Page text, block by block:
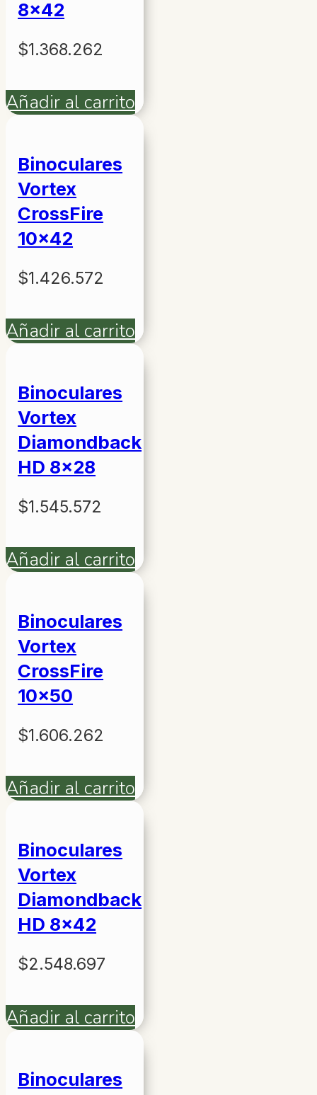
8×42
$1.368.262
Añadir al carrito
Binoculares
Vortex
CrossFire
10×42
$1.426.572
Añadir al carrito
Binoculares
Vortex
Diamondback
HD 8×28
$1.545.572
Añadir al carrito
Binoculares
Vortex
CrossFire
10×50
$1.606.262
Añadir al carrito
Binoculares
Vortex
Diamondback
HD 8×42
$2.548.697
Añadir al carrito
Binoculares